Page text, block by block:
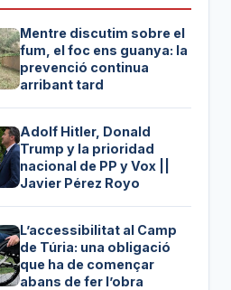
Mentre discutim sobre el
fum, el foc ens guanya: la
prevenció continua
arribant tard
Adolf Hitler, Donald
Trump y la prioridad
nacional de PP y Vox ||
Javier Pérez Royo
L’accessibilitat al Camp
de Túria: una obligació
que ha de començar
abans de fer l’obra